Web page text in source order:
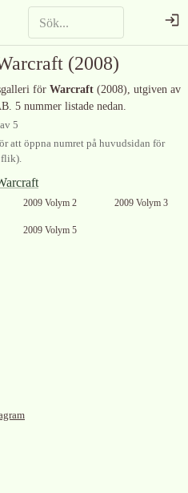
(2008)
för Warcraft (2008), utgiven av
. 5 nummer listade nedan.
av 5
att öppna numret på huvudsidan för
flik).
2009 Volym 2 2009 Volym 3
Ingen bild
tillgänglig
2009 Volym 5